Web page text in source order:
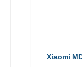
Xiaomi